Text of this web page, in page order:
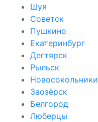
Шуя
Советск
Пушкино
Екатеринбург
Дегтярск
Рыльск
Новосокольники
Заозёрск
Белгород
Люберцы